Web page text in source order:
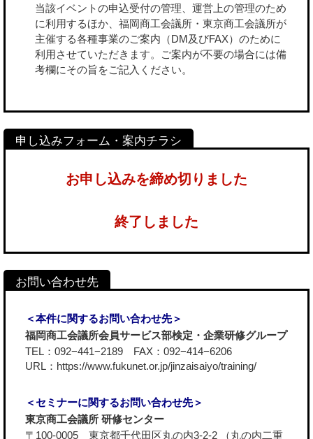
当該イベントの申込受付の管理、運営上の管理のため
に利用するほか、福岡商工会議所・東京商工会議所が
主催する各種事業のご案内（DM及びFAX）のために
利用させていただきます。ご案内が不要の場合には備
考欄にその旨をご記入ください。
お申し込みを締め切りました
終了しました
＜本件に関するお問い合わせ先＞
福岡商工会議所会員サービス部検定・企業研修グループ
TEL：092−441−2189 FAX：092−414−6206
URL： https://www.fukunet.or.jp/jinzaisaiyo/training/
＜セミナーに関するお問い合わせ先＞
東京商工会議所 研修センター
〒100-0005 東京都千代田区丸の内3-2-2 （丸の内二重